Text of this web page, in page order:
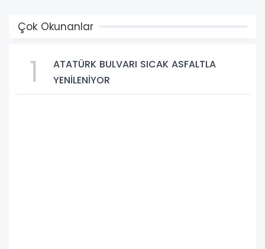
Çok Okunanlar
1
ATATÜRK BULVARI SICAK ASFALTLA
YENİLENİYOR